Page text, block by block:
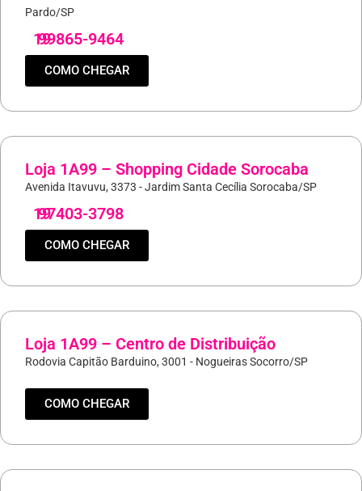
Pardo/SP
19
99865-9464
COMO CHEGAR
Loja 1A99 – Shopping Cidade Sorocaba
Avenida Itavuvu, 3373 - Jardim Santa Cecília Sorocaba/SP
19
97403-3798
COMO CHEGAR
Loja 1A99 – Centro de Distribuição
Rodovia Capitão Barduino, 3001 - Nogueiras Socorro/SP
COMO CHEGAR